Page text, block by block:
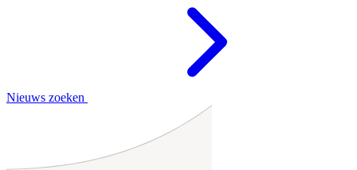
Nieuws zoeken